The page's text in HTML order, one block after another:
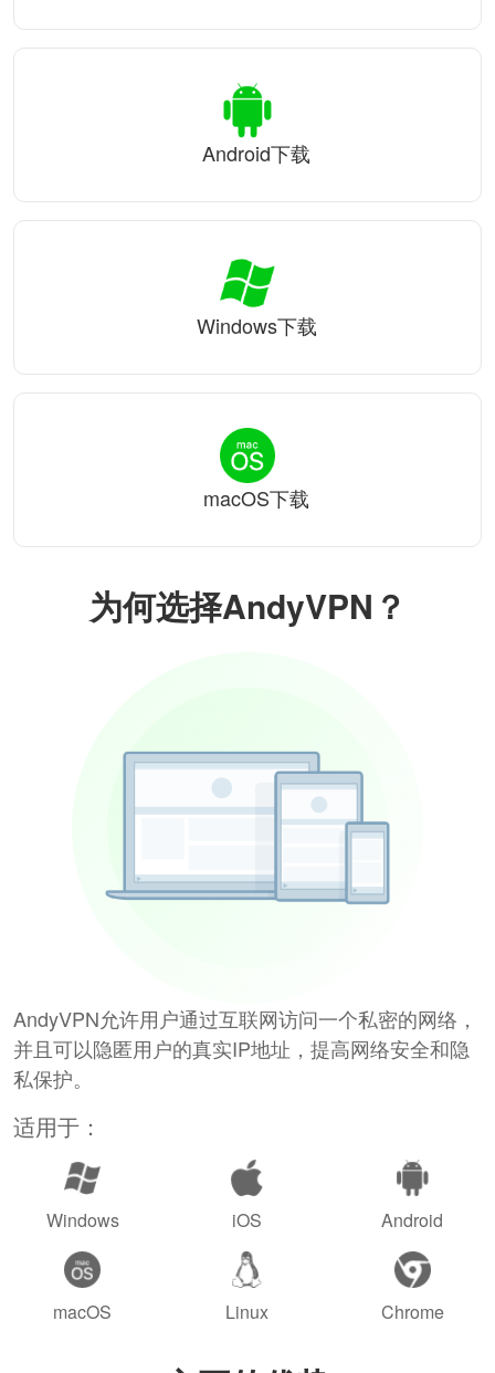
为何选择AndyVPN？
AndyVPN允许用户通过互联网访问一个私密的网络，
并且可以隐匿用户的真实IP地址，提高网络安全和隐
私保护。
适用于：
Windows iOS Android
macOS Linux Chrome
Android下载
Windows下载
macOS下载